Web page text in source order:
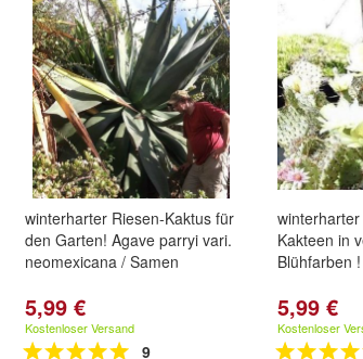
winterharter Riesen-Kaktus für
den Garten! Agave parryi vari.
neomexicana / Samen
5,99 €
Kostenloser Versand
9
Kakteen in
Blühfarben
5,99 €
Kostenloser